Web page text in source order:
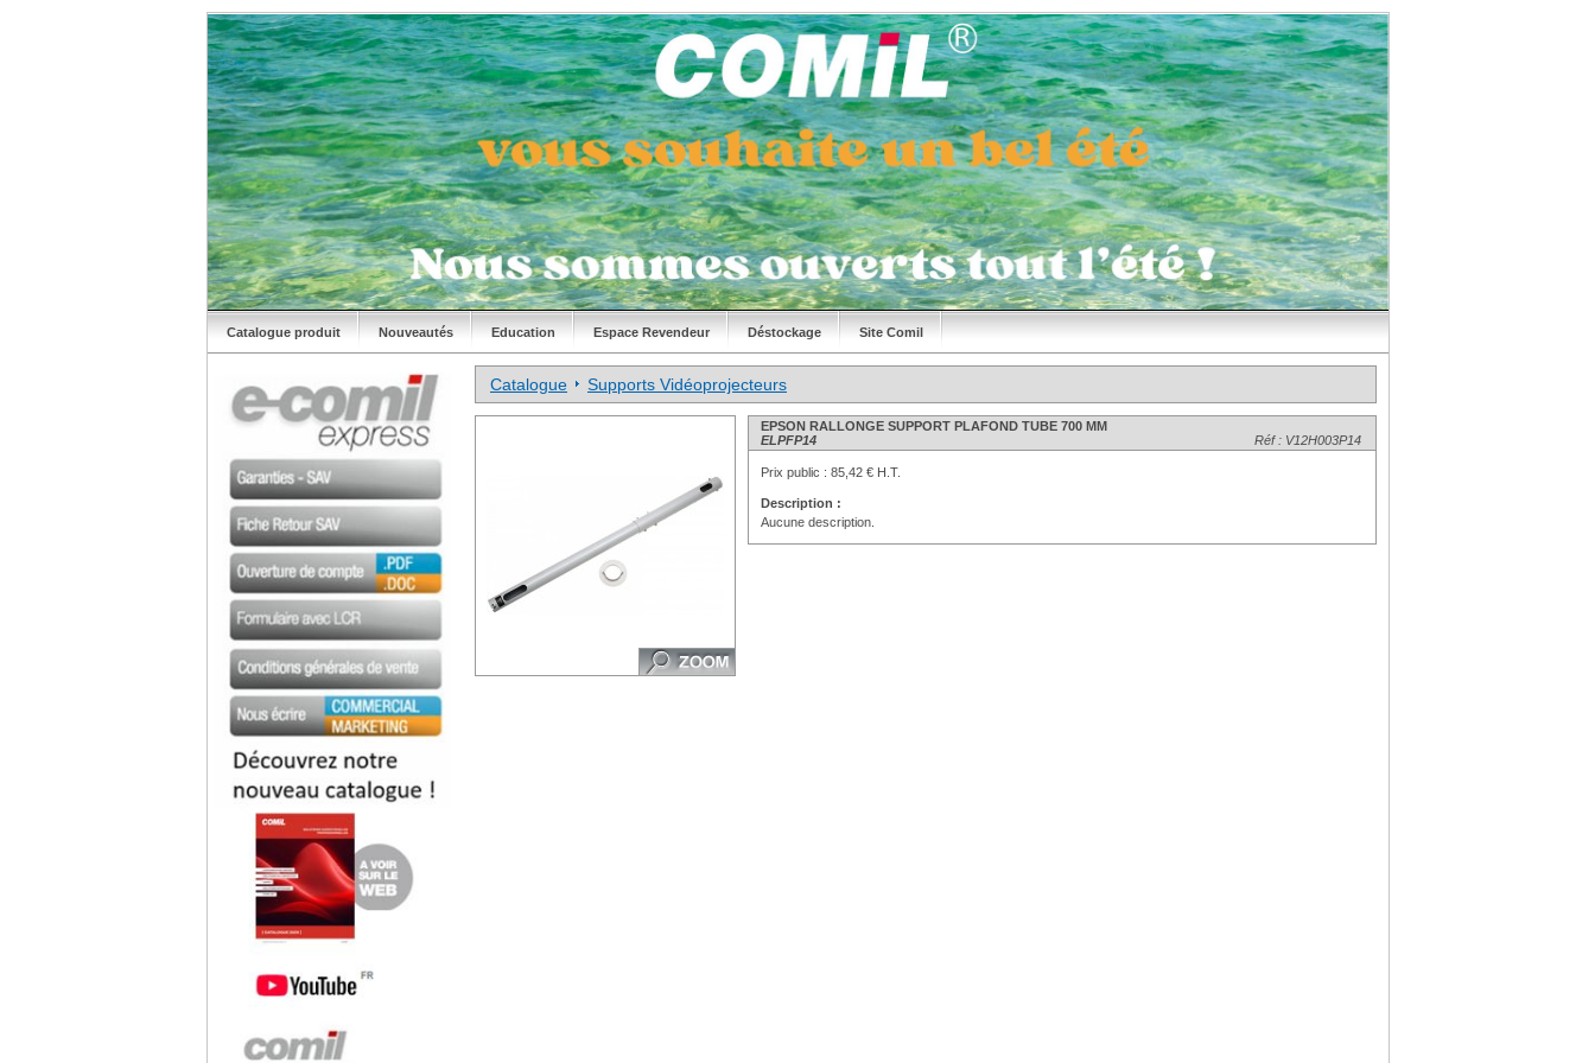
Catalogue produit Nouveautés Education Espace Revendeur Déstockage Site Comil
Catalogue Supports Vidéoprojecteurs
EPSON RALLONGE SUPPORT PLAFOND TUBE 700 MM
ELPFP14
Réf : V12H003P14
Prix public : 85,42 € H.T.
Description :
Aucune description.